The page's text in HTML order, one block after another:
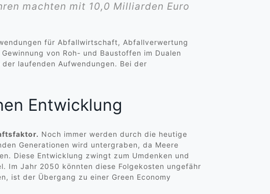
machten mit 10,0 Milliarden Euro
für Abfallwirtschaft, Abfallverwertung
von Roh- und Baustoffen im Dualen
laufenden Aufwendungen. Bei der
Entwicklung
Noch immer werden durch die heutige
Generationen wird untergraben, da Meere
Diese Entwicklung zwingt zum Umdenken und
Im Jahr 2050 könnten diese Folgekosten ungefähr
ist der Übergang zu einer Green Economy